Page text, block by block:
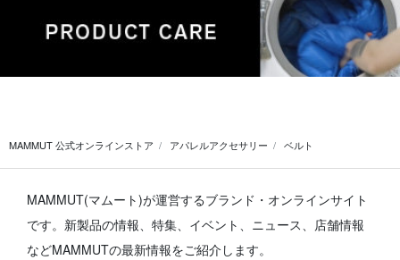
MAMMUT 公式オンラインストア アパレルアクセサリー ベルト
MAMMUT(マムート)が運営するブランド・オンラインサイト
です。 新製品の情報、特集、イベント、ニュース、店舗情報
などMAMMUTの最新情報をご紹介します。